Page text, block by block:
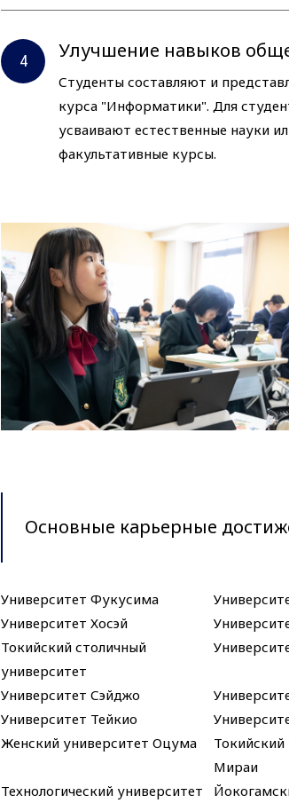
Улучшение навыков
Студенты составляют и
курса "Информатики". Для
усваивают естественные науки
факультативные курсы.
Основные карьерные
Университет Фукусима
Университет Хосэй
Токийский столичный
университет
Университет Сэйджо
Университет Тейкио
Женский университет Оцума
Токийский
Мираи
Технологический университет